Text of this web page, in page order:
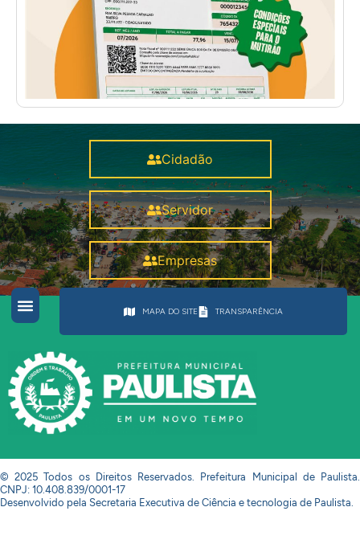
Cidadão
Servidor
Empresas
MAPA DO SITE TRANSPARÊNCIA
© 2025 Todos os Direitos Reservados. Prefeitura Municipal de Paulista.
CNPJ: 10.408.839/0001-17
Desenvolvido pela Secretaria Executiva de Ciência e tecnologia de Paulista.